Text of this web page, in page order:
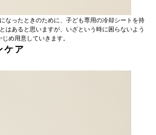
なったときのために、子ども専用の冷却シートを持
はあると思いますが、いざという時に困らないよう
じめ用意していきます。
ケア